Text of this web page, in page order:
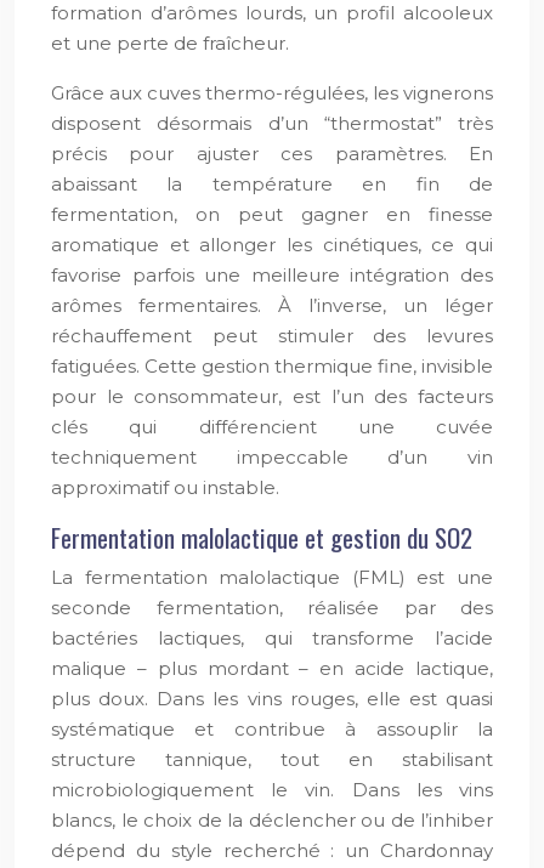
formation d’arômes lourds, un profil alcooleux
et une perte de fraîcheur.
Grâce aux cuves thermo-régulées, les vignerons
disposent désormais d’un “thermostat” très
précis pour ajuster ces paramètres. En
abaissant la température en fin de
fermentation, on peut gagner en finesse
aromatique et allonger les cinétiques, ce qui
favorise parfois une meilleure intégration des
arômes fermentaires. À l’inverse, un léger
réchauffement peut stimuler des levures
fatiguées. Cette gestion thermique fine, invisible
pour le consommateur, est l’un des facteurs
clés qui différencient une cuvée
techniquement impeccable d’un vin
approximatif ou instable.
Fermentation malolactique et gestion du SO2
La fermentation malolactique (FML) est une
seconde fermentation, réalisée par des
bactéries lactiques, qui transforme l’acide
malique – plus mordant – en acide lactique,
plus doux. Dans les vins rouges, elle est quasi
systématique et contribue à assouplir la
structure tannique, tout en stabilisant
microbiologiquement le vin. Dans les vins
blancs, le choix de la déclencher ou de l’inhiber
dépend du style recherché : un Chardonnay